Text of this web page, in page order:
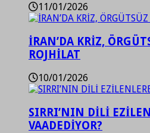
11/01/2026
İRAN’DA KRİZ,
ROJHİLAT
10/01/2026
SIRRI’NIN DİLİ
VAADEDİYOR?